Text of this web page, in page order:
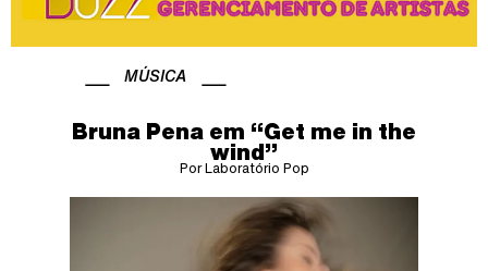
MÚSICA
Bruna Pena em “Get me in the
wind”
Por Laboratório Pop